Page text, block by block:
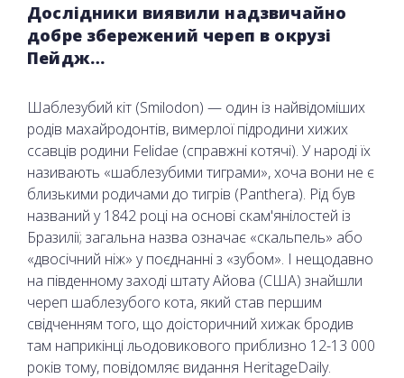
Дослідники виявили надзвичайно
добре збережений череп в окрузі
Пейдж…
Шаблезубий кіт (Smilodon) — один із найвідоміших
родів махайродонтів, вимерлої підродини хижих
ссавців родини Felidae (справжні котячі). У народі їх
називають «шаблезубими тиграми», хоча вони не є
близькими родичами до тигрів (Panthera). Рід був
названий у 1842 році на основі скам'янілостей із
Бразилії; загальна назва означає «скальпель» або
«двосічний ніж» у поєднанні з «зубом». І нещодавно
на південному заході штату Айова (США) знайшли
череп шаблезубого кота, який став першим
свідченням того, що доісторичний хижак бродив
там наприкінці льодовикового приблизно 12-13 000
років тому, повідомляє видання HeritageDaily.